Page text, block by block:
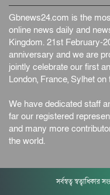
Gbnews24.com is the
online news daily and
Kingdom. 21st February-
anniversary and we are
jointly celebrate our first
London, France, Sylhet
We have dedicated staff
far our registered
and many more
the world.
সর্বস্বত্ব